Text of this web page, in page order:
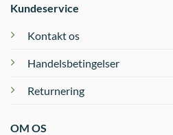
Kundeservice
Kontakt os
Handelsbetingelser
Returnering
OM OS